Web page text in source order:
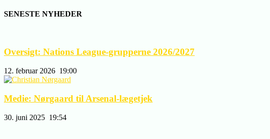
SENESTE NYHEDER
Oversigt: Nations League-grupperne 2026/2027
12. februar 2026 19:00
Medie: Nørgaard til Arsenal-lægetjek
30. juni 2025 19:54